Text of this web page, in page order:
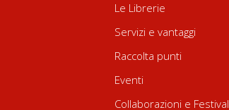
Le Librerie
Servizi e vantaggi
Raccolta punti
Eventi
Collaborazioni e Festival